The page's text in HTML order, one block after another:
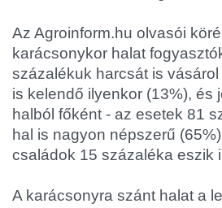
Az Agroinform.hu olvasói
karácsonykor halat
százalékuk harcsát is
is kelendő ilyenkor (13%), és
halból főként - az esetek 81
hal is nagyon népszerű
családok 15 százaléka eszik
A karácsonyra szánt halat a